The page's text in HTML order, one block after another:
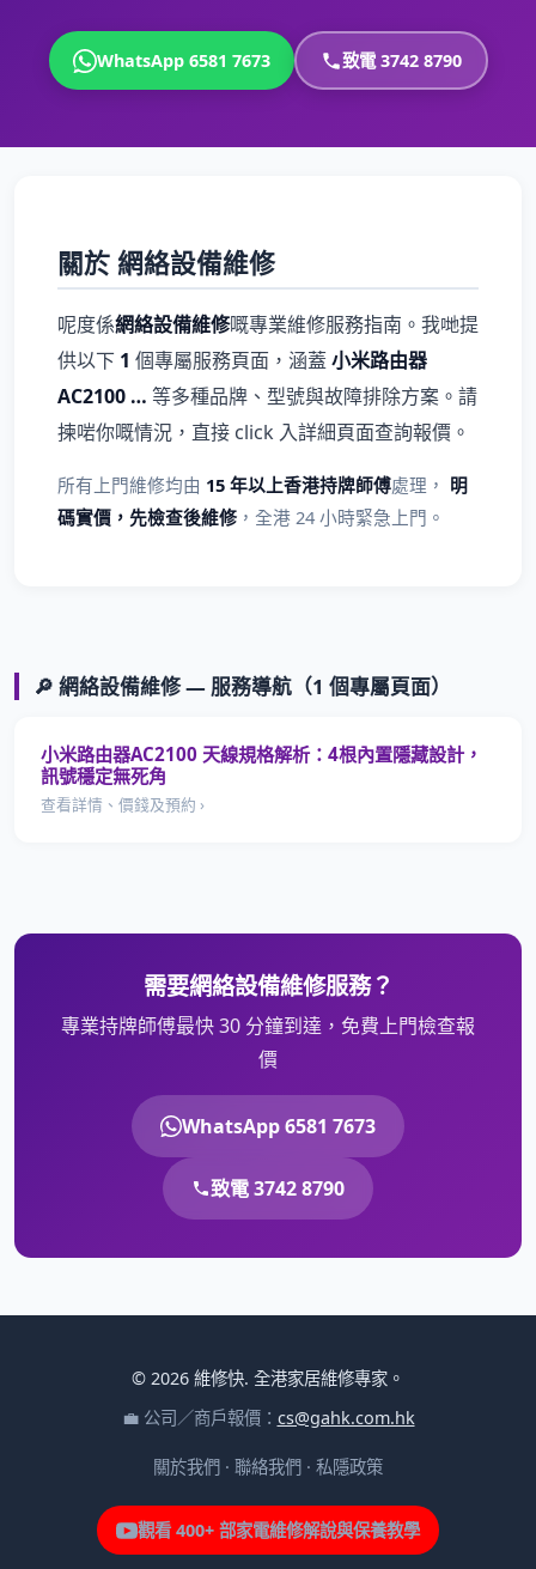
WhatsApp 6581 7673 致電 3742 8790
關於 網絡設備維修
呢度係網絡設備維修嘅專業維修服務指南。我哋提
供以下 1 個專屬服務頁面，涵蓋小米路由器
AC2100 … 等多種品牌、型號與故障排除方案。請
揀啱你嘅情況，直接 click 入詳細頁面查詢報價。
所有上門維修均由 15 年以上香港持牌師傅處理， 明
碼實價，先檢查後維修 ，全港 24 小時緊急上門。
🔎 網絡設備維修 — 服務導航（1 個專屬頁面）
小米路由器AC2100 天線規格解析：4根內置隱藏設計，
訊號穩定無死角
查看詳情、價錢及預約 ›
需要網絡設備維修服務？
專業持牌師傅最快 30 分鐘到達，免費上門檢查報
價
WhatsApp 6581 7673
致電 3742 8790
© 2026 維修快. 全港家居維修專家。
💼 公司／商戶報價： cs@gahk.com.hk
關於我們 · 聯絡我們 · 私隱政策
觀看 400+ 部家電維修解說與保養教學